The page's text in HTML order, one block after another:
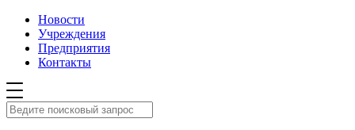
Новости
Учреждения
Предприятия
Контакты